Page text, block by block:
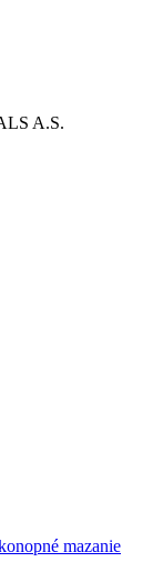
A.S.